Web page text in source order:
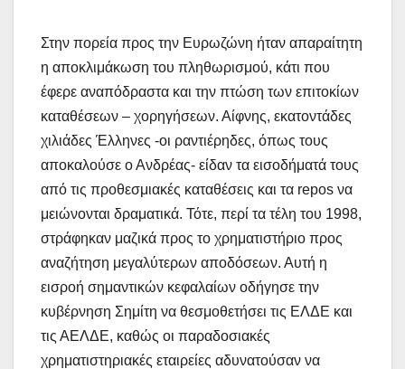
Στην πορεία προς την Ευρωζώνη ήταν απαραίτητη
η αποκλιμάκωση του πληθωρισμού, κάτι που
έφερε αναπόδραστα και την πτώση των επιτοκίων
καταθέσεων – χορηγήσεων. Αίφνης, εκατοντάδες
χιλιάδες Έλληνες -οι ραντιέρηδες, όπως τους
αποκαλούσε ο Ανδρέας- είδαν τα εισοδήματά τους
από τις προθεσμιακές καταθέσεις και τα repos να
μειώνονται δραματικά. Τότε, περί τα τέλη του 1998,
στράφηκαν μαζικά προς το χρηματιστήριο προς
αναζήτηση μεγαλύτερων αποδόσεων. Αυτή η
εισροή σημαντικών κεφαλαίων οδήγησε την
κυβέρνηση Σημίτη να θεσμοθετήσει τις ΕΛΔΕ και
τις ΑΕΛΔΕ, καθώς οι παραδοσιακές
χρηματιστηριακές εταιρείες αδυνατούσαν να